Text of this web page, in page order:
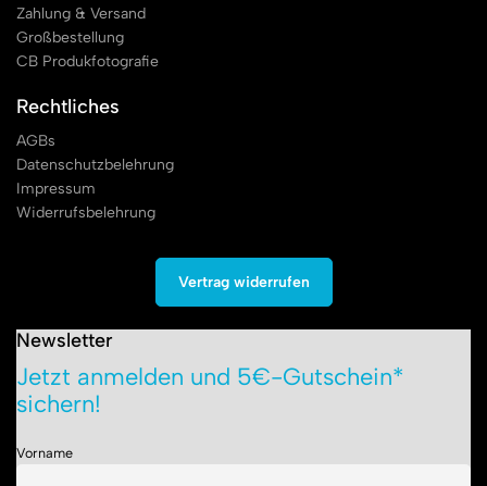
Zahlung & Versand
Großbestellung
CB Produkfotografie
Rechtliches
AGBs
Datenschutzbelehrung
Impressum
Widerrufsbelehrung
Vertrag widerrufen
Newsletter
Jetzt anmelden und 5€-Gutschein*
sichern!
Vorname